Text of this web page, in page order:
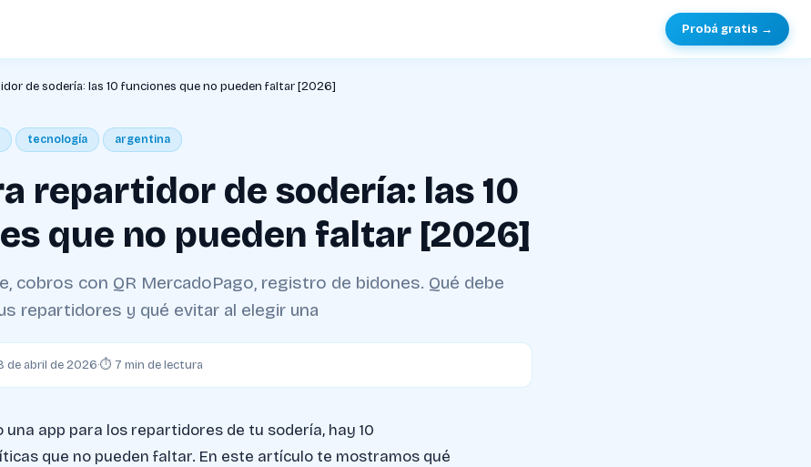
Probá gratis →
de sodería: las 10 funciones que no pueden faltar [2026]
tecnología argentina
repartidor de sodería: las 10
que no pueden faltar [2026]
cobros con QR MercadoPago, registro de bidones. Qué debe
repartidores y qué evitar al elegir una
de abril de 2026·⏱ 7 min de lectura
una app para los repartidores de tu sodería, hay 10
que no pueden faltar. En este artículo te mostramos qué